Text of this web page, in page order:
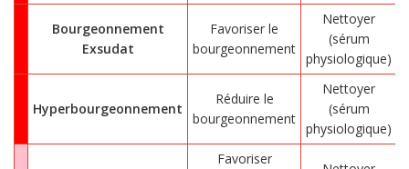
Bourgeonnement
Exsudat
Favoriser le
bourgeonnement
Nettoyer
(sérum
physiologique)
Hyperbourgeonnement
Réduire le
bourgeonnement
Nettoyer
(sérum
physiologique)
Favoriser